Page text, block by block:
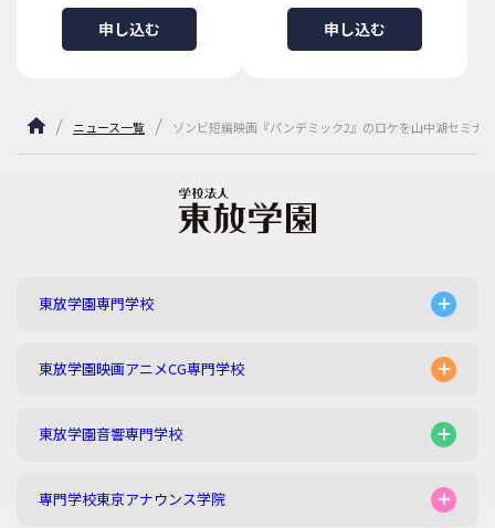
申し込む 申し込む
ニュース一覧 ゾンビ短編映画『パンデミック2』のロケを山中湖セミナ
東放学園専門学校
東放学園映画アニメCG専門学校
東放学園音響専門学校
専門学校東京アナウンス学院